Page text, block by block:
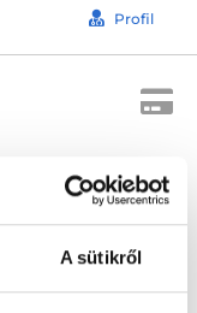
A sütikről
Profil
utca 58. 1/1.
24.